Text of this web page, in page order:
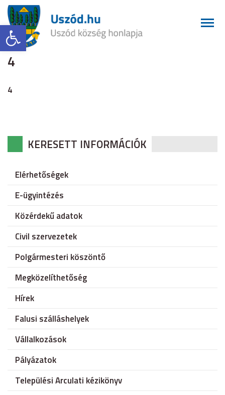
Eszköztár megnyitása
4
4
KERESETT INFORMÁCIÓK
Elérhetőségek
E-ügyintézés
Közérdekű adatok
Civil szervezetek
Polgármesteri köszöntő
Megközelíthetőség
Hírek
Falusi szálláshelyek
Vállalkozások
Pályázatok
Települési Arculati kézikönyv